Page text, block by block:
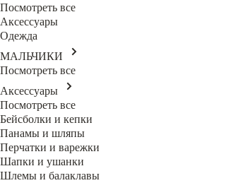
Посмотреть все
Аксессуары
Одежда
МАЛЬЧИКИ
Посмотреть все
Аксессуары
Посмотреть все
Бейсболки и кепки
Панамы и шляпы
Перчатки и варежки
Шапки и ушанки
Шлемы и балаклавы